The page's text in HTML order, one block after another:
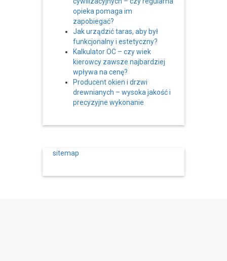
opieka pomaga im
zapobiegać?
Jak urządzić taras, aby był
funkcjonalny i estetyczny?
Kalkulator OC – czy wiek
kierowcy zawsze najbardziej
wpływa na cenę?
Producent okien i drzwi
drewnianych – wysoka jakość i
precyzyjne wykonanie
sitemap